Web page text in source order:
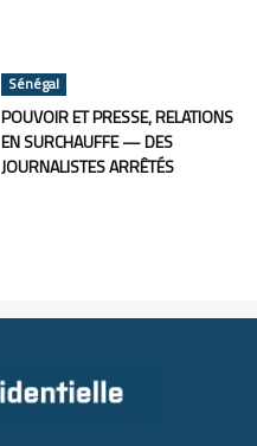
Sénégal
POUVOIR ET PRESSE, RELATIONS
EN SURCHAUFFE — DES
JOURNALISTES ARRÊTÉS